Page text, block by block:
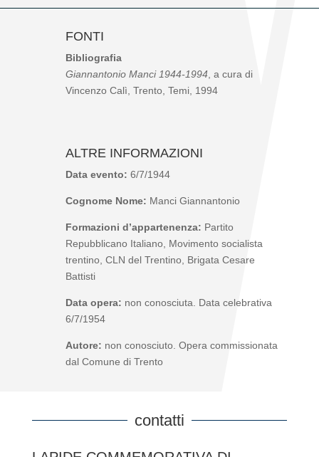
FONTI
Bibliografia
Giannantonio Manci 1944-1994 , a cura di
Vincenzo Calì, Trento, Temi, 1994
ALTRE INFORMAZIONI
Data evento: 6/7/1944
Cognome Nome: Manci Giannantonio
Formazioni d’appartenenza: Partito
Repubblicano Italiano, Movimento socialista
trentino, CLN del Trentino, Brigata Cesare
Battisti
Data opera: non conosciuta. Data celebrativa
6/7/1954
Autore: non conosciuto. Opera commissionata
dal Comune di Trento
contatti